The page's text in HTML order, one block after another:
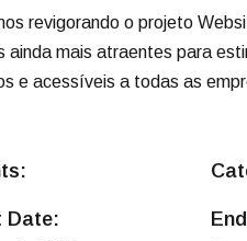
revigorando o projeto
ainda mais atraentes para
e acessíveis a todas as
Date: